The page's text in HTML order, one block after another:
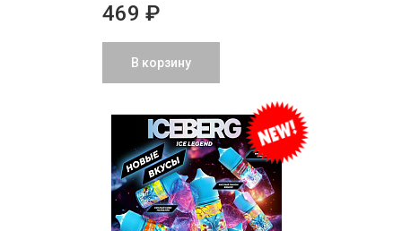
469 ₽
В корзину